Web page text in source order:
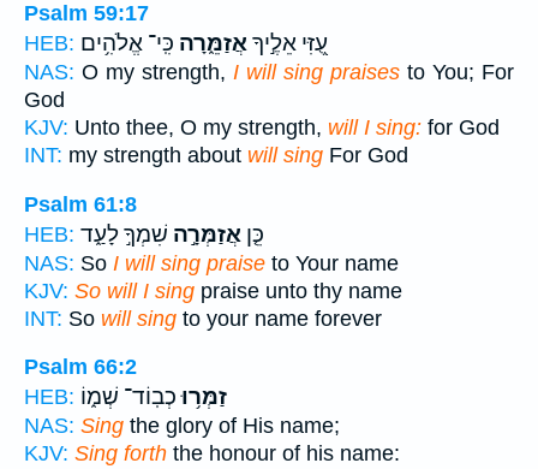
Psalm 59:17
HEB:
עֻ֭זִּי אֵלֶ֣יךָאֲזַמֵּ֑רָה כִּֽי־ אֱלֹהִ֥ים
NAS: O my strength, I will sing praises to You; For
God
KJV: Unto thee, O my strength, will I sing: for God
INT: my strength about will sing For God
Psalm 61:8
HEB:
כֵּ֤ן אֲזַמְּרָ֣ה שִׁמְךָ֣ לָעַ֑ד
NAS: So I will sing praise to Your name
KJV: So will I sing praise unto thy name
INT: So will sing to your name forever
Psalm 66:2
HEB:
זַמְּר֥וּכְבֽוֹד־ שְׁמ֑וֹ
NAS: Sing the glory of His name;
KJV: Sing forth the honour of his name: